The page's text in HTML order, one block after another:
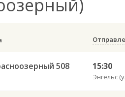
508 15:30